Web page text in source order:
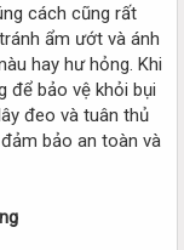
cách cũng rất
ẩm ướt và ánh
hay hư hỏng. Khi
để bảo vệ khỏi bụi
đeo và tuân thủ
bảo an toàn và